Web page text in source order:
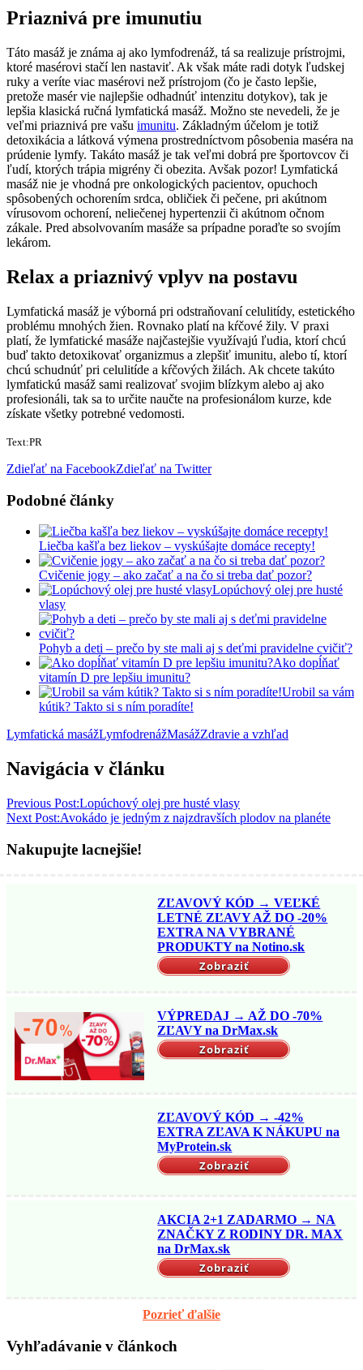
Priaznivá pre imunutiu
Táto masáž je známa aj ako lymfodrenáž, tá sa realizuje prístrojmi,
ktoré masérovi stačí len nastaviť. Ak však máte radi dotyk ľudskej
ruky a veríte viac masérovi než prístrojom (čo je často lepšie,
pretože masér vie najlepšie odhadnúť intenzitu dotykov), tak je
lepšia klasická ručná lymfatická masáž. Možno ste nevedeli, že je
veľmi priaznivá pre vašu imunitu. Základným účelom je totiž
detoxikácia a látková výmena prostredníctvom pôsobenia maséra na
prúdenie lymfy. Takáto masáž je tak veľmi dobrá pre športovcov či
ľudí, ktorých trápia migrény či obezita. Avšak pozor! Lymfatická
masáž nie je vhodná pre onkologických pacientov, opuchoch
spôsobených ochorením srdca, obličiek či pečene, pri akútnom
vírusovom ochorení, neliečenej hypertenzii či akútnom očnom
zákale. Pred absolvovaním masáže sa prípadne poraďte so svojím
lekárom.
Relax a priaznivý vplyv na postavu
Lymfatická masáž je výborná pri odstraňovaní celulitídy, estetického
problému mnohých žien. Rovnako platí na kŕčové žily. V praxi
platí, že lymfatické masáže najčastejšie využívajú ľudia, ktorí chcú
buď takto detoxikovať organizmus a zlepšiť imunitu, alebo tí, ktorí
chcú schudnúť pri celulitíde a kŕčových žilách. Ak chcete takúto
lymfatickú masáž sami realizovať svojim blízkym alebo aj ako
profesionáli, tak sa to určite naučte na profesionálom kurze, kde
získate všetky potrebné vedomosti.
Text:PR
Zdieľať na FacebookZdieľať na Twitter
Podobné články
Liečba kašľa bez liekov – vyskúšajte domáce recepty!
Cvičenie jogy – ako začať a na čo si treba dať pozor?
Lopúchový olej pre husté
vlasy
Pohyb a deti – prečo by ste mali aj s deťmi pravidelne cvičiť?
Ako dopĺňať
vitamín D pre lepšiu imunitu?
Urobil sa vám
kútik? Takto si s ním poradíte!
Lymfatická masážLymfodrenážMasážZdravie a vzhľad
Navigácia v článku
Previous Post:Lopúchový olej pre husté vlasy
Next Post:Avokádo je jedným z najzdravších plodov na planéte
Nakupujte lacnejšie!
ZĽAVOVÝ KÓD → VEĽKÉ
LETNÉ ZĽAVY AŽ DO -20%
EXTRA NA VYBRANÉ
PRODUKTY na Notino.sk
Zobraziť
VÝPREDAJ → AŽ DO -70%
ZĽAVY na DrMax.sk
Zobraziť
ZĽAVOVÝ KÓD → -42%
EXTRA ZĽAVA K NÁKUPU na
MyProtein.sk
Zobraziť
AKCIA 2+1 ZADARMO → NA
ZNAČKY Z RODINY DR. MAX
na DrMax.sk
Zobraziť
Pozrieť ďalšie
Vyhľadávanie v článkoch